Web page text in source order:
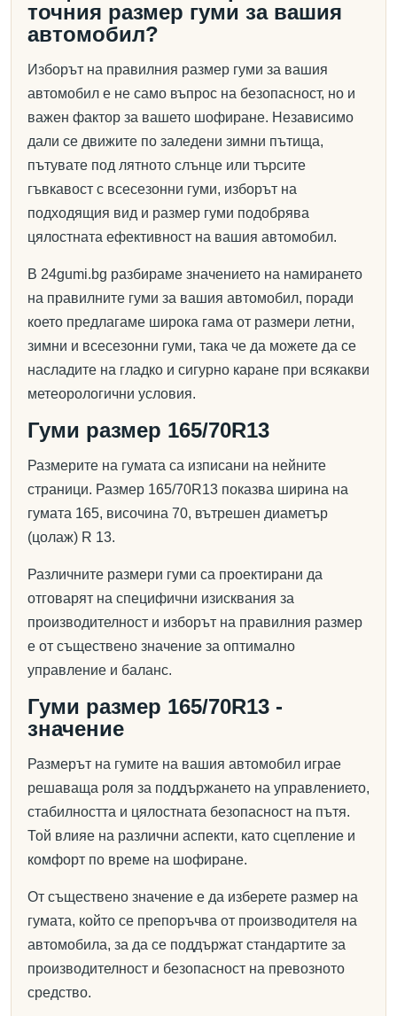
точния размер гуми за вашия
автомобил?
Изборът на правилния размер гуми за вашия
автомобил е не само въпрос на безопасност, но и
важен фактор за вашето шофиране. Независимо
дали се движите по заледени зимни пътища,
пътувате под лятното слънце или търсите
гъвкавост с всесезонни гуми, изборът на
подходящия вид и размер гуми подобрява
цялостната ефективност на вашия автомобил.
В 24gumi.bg разбираме значението на намирането
на правилните гуми за вашия автомобил, поради
което предлагаме широка гама от размери летни,
зимни и всесезонни гуми, така че да можете да се
насладите на гладко и сигурно каране при всякакви
метеорологични условия.
Гуми размер 165/70R13
Размерите на гумата са изписани на нейните
страници. Размер 165/70R13 показва ширина на
гумата 165, височина 70, вътрешен диаметър
(цолаж) R 13.
Различните размери гуми са проектирани да
отговарят на специфични изисквания за
производителност и изборът на правилния размер
е от съществено значение за оптимално
управление и баланс.
Гуми размер 165/70R13 -
значение
Размерът на гумите на вашия автомобил играе
решаваща роля за поддържането на управлението,
стабилността и цялостната безопасност на пътя.
Той влияе на различни аспекти, като сцепление и
комфорт по време на шофиране.
От съществено значение е да изберете размер на
гумата, който се препоръчва от производителя на
автомобила, за да се поддържат стандартите за
производителност и безопасност на превозното
средство.